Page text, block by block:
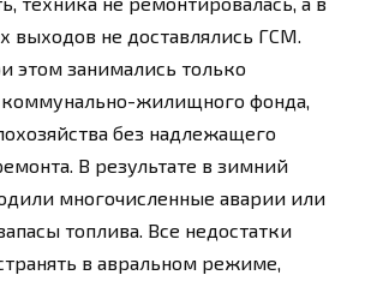
выходов не доставлялись ГСМ.
этом занимались только
коммунально-жилищного фонда,
без надлежащего
В результате в зимний
многочисленные аварии или
топлива. Все недостатки
в авральном режиме,